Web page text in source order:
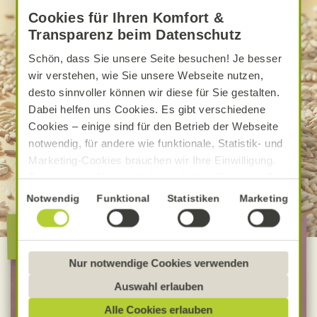
Cookies für Ihren Komfort &
Transparenz beim Datenschutz
Schön, dass Sie unsere Seite besuchen! Je besser
wir verstehen, wie Sie unsere Webseite nutzen,
desto sinnvoller können wir diese für Sie gestalten.
Dabei helfen uns Cookies. Es gibt verschiedene
Cookies – einige sind für den Betrieb der Webseite
notwendig, für andere wie funktionale, Statistik- und
Marketing-Cookies brauchen wir Ihre Einwilligung.
Das optimale Nutzererlebnis erhalten Sie, wenn Sie
„Alle Cookies erlauben“ anklicken. Ihre Einwilligung
umfasst in diesem Fall auch den Einsatz von
Dienstleistern in Drittländern, die kein mit der EU
Sofern personenbezogene Daten dorthin übermittelt
werden, besteht das Risiko, dass diese erfasst und
analysiert werden und Betroffenenrechte nicht
durchgesetzt werden könnten. Sie können jederzeit
Einwilligungsauswahl
Notwendig Funktional Statistiken Marketing
Alle Cookies erlauben
Auswahl erlauben
Nur notwendige Cookies verwenden
Die besondere Alnatura
Qualität
100 % Bio-Lebensmittel
Bevorzugt Bio-Verbandsware